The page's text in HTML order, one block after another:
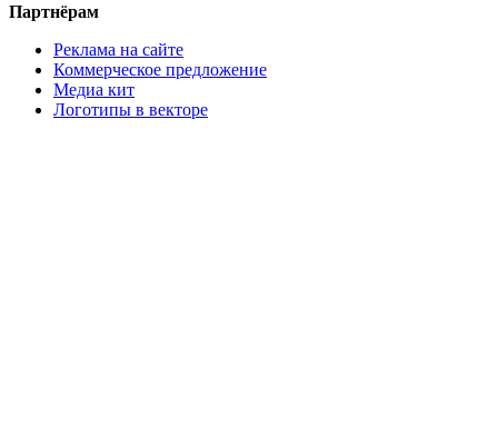
Партнёрам
Реклама на сайте
Коммерческое предложение
Медиа кит
Логотипы в векторе